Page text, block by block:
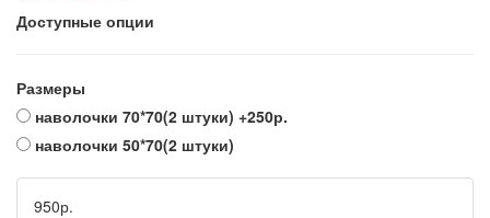
Доступные опции
Размеры
наволочки 70*70(2 штуки) +250р.
наволочки 50*70(2 штуки)
950р.